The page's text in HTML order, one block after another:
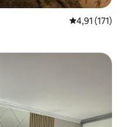
4,91 de uma
4,91 (171)